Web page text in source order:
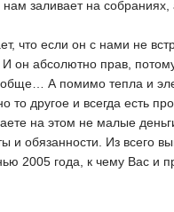
нам заливает на
что если он с нами не
он абсолютно прав,
А помимо тепла и
то другое и всегда есть
на этом не малые
и обязанности. Из всего
2005 года, к чему Вас и